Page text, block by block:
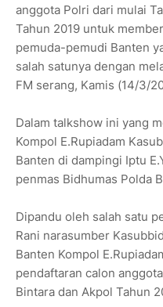
anggota Polri dari mulai
Tahun 2019 untuk
pemuda-pemudi Banten
salah satunya dengan
FM serang, Kamis (14/3/
Dalam talkshow ini yang
Kompol E.Rupiadam
Banten di dampingi Iptu
penmas Bidhumas Polda
Dipandu oleh salah satu
Rani narasumber
Banten Kompol
pendaftaran calon
Bintara dan Akpol Tahun